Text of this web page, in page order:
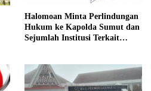
Halomoan Minta Perlindungan
Hukum ke Kapolda Sumut dan
Sejumlah Institusi Terkait